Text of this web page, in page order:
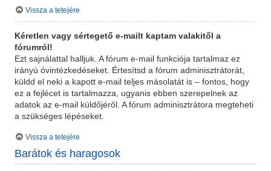
Vissza a tetejére
Kéretlen vagy sértegető e-mailt kaptam valakitől a
fórumról!
Ezt sajnálattal halljuk. A fórum e-mail funkciója tartalmaz ez
irányú óvintézkedéseket. Értesítsd a fórum adminisztrátorát,
küldd el neki a kapott e-mail teljes másolatát is – fontos, hogy
ez a fejlécet is tartalmazza, ugyanis ebben szerepelnek az
adatok az e-mail küldőjéről. A fórum adminisztrátora megteheti
a szükséges lépéseket.
Vissza a tetejére
Barátok és haragosok